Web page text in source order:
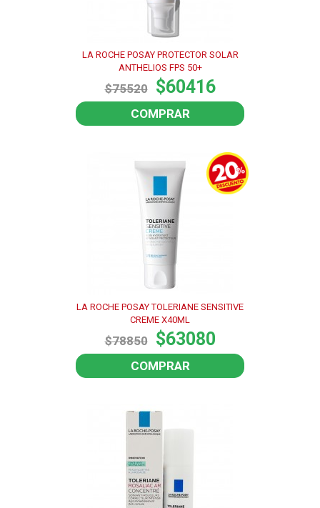
LA ROCHE POSAY PROTECTOR SOLAR
ANTHELIOS FPS 50+
$75520 $60416
COMPRAR
LA ROCHE POSAY TOLERIANE SENSITIVE
CREME X40ML
$78850 $63080
COMPRAR